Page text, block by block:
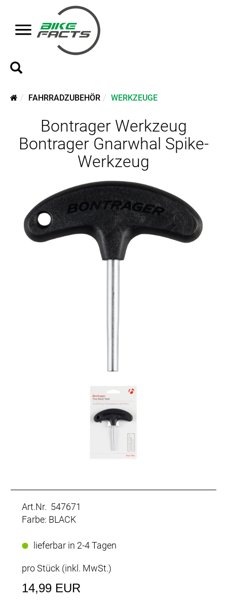
FAHRRADZUBEHÖR WERKZEUGE
Bontrager Werkzeug
Bontrager Gnarwhal Spike-
Werkzeug
Art.Nr. 547671
Farbe: BLACK
lieferbar in 2-4 Tagen
pro Stück (inkl. MwSt.)
14,99 EUR